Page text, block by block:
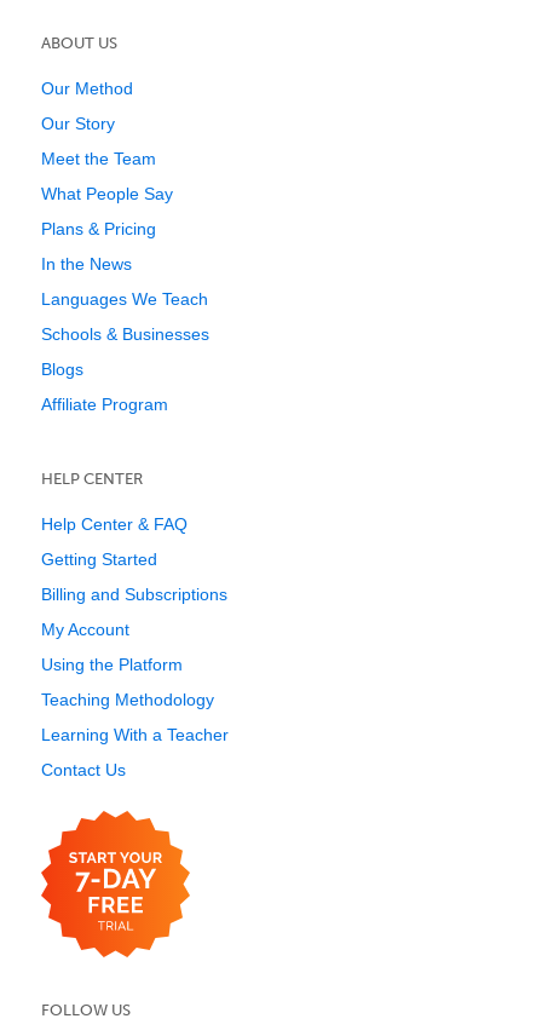
ABOUT US
Our Method
Our Story
Meet the Team
What People Say
Plans & Pricing
In the News
Languages We Teach
Schools & Businesses
Blogs
Affiliate Program
HELP CENTER
Help Center & FAQ
Getting Started
Billing and Subscriptions
My Account
Using the Platform
Teaching Methodology
Learning With a Teacher
Contact Us
FOLLOW US